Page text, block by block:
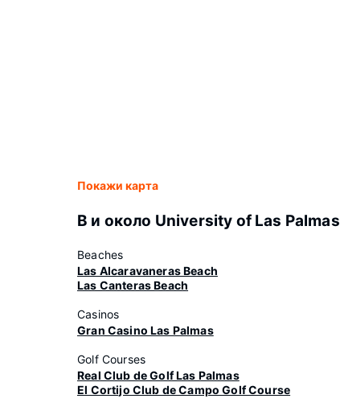
Покажи карта
В и около University of Las Palmas
Beaches
Las Alcaravaneras Beach
Las Canteras Beach
Casinos
Gran Casino Las Palmas
Golf Courses
Real Club de Golf Las Palmas
El Cortijo Club de Campo Golf Course